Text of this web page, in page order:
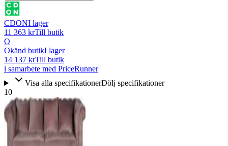
CDONI lager
11 363 krTill butik
O
Okänd butikI lager
14 137 krTill butik
i samarbete med PriceRunner
Visa alla specifikationerDölj specifikationer
10